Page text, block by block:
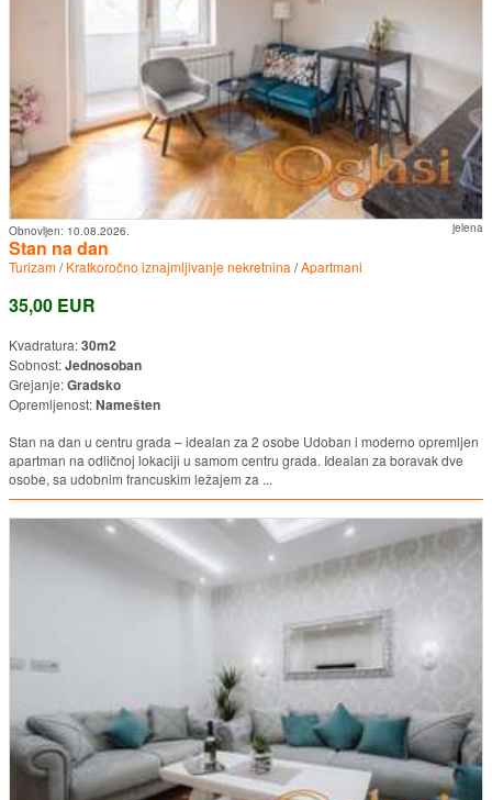
jelena
Obnovljen: 10.08.2026.
Stan na dan
Turizam/Kratkoročno iznajmljivanje nekretnina /Apartmani
35,00 EUR
Kvadratura:30m2
Sobnost:Jednosoban
Grejanje:Gradsko
Opremljenost:Namešten
Stan na dan u centru grada – idealan za 2 osobe Udoban i moderno opremljen
apartman na odličnoj lokaciji u samom centru grada. Idealan za boravak dve
osobe, sa udobnim francuskim ležajem za ...